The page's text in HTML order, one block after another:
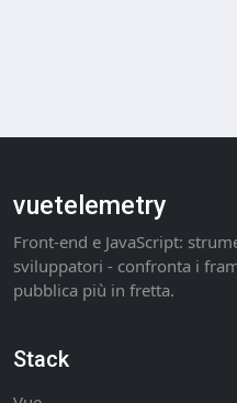
vuetelemetry
Front-end e JavaScript:
sviluppatori - confronta i
pubblica più in fretta.
Stack